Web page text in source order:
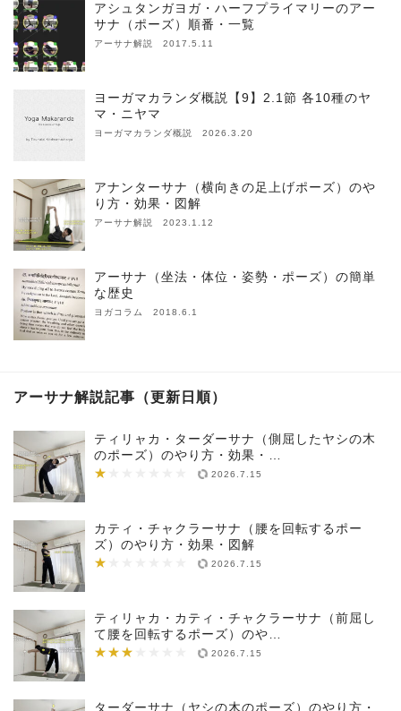
アシュタンガヨガ・ハーフプライマリーのアー
サナ（ポーズ）順番・一覧
アーサナ解説 2017.5.11
ヨーガマカランダ概説【9】2.1節 各10種のヤ
マ・ニヤマ
ヨーガマカランダ概説 2026.3.20
アナンターサナ（横向きの足上げポーズ）のや
り方・効果・図解
アーサナ解説 2023.1.12
アーサナ（坐法・体位・姿勢・ポーズ）の簡単
な歴史
ヨガコラム 2018.6.1
アーサナ解説記事（更新日順）
ティリャカ・ターダーサナ（側屈したヤシの木
のポーズ）のやり方・効果・…
★
★★★★★★★ 2026.7.15
カティ・チャクラーサナ（腰を回転するポー
ズ）のやり方・効果・図解
★
★★★★★★★ 2026.7.15
ティリャカ・カティ・チャクラーサナ（前屈し
て腰を回転するポーズ）のや…
★★★
★★★★★★★ 2026.7.15
ターダーサナ（ヤシの木のポーズ）のやり方・